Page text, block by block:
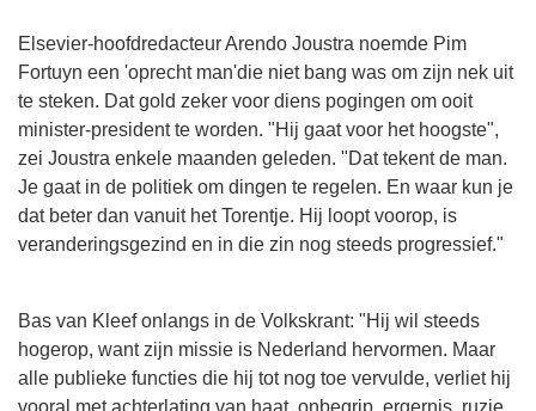
Elsevier-hoofdredacteur Arendo Joustra noemde Pim
Fortuyn een 'oprecht man'die niet bang was om zijn nek uit
te steken. Dat gold zeker voor diens pogingen om ooit
minister-president te worden. "Hij gaat voor het hoogste",
zei Joustra enkele maanden geleden. "Dat tekent de man.
Je gaat in de politiek om dingen te regelen. En waar kun je
dat beter dan vanuit het Torentje. Hij loopt voorop, is
veranderingsgezind en in die zin nog steeds progressief."
Bas van Kleef onlangs in de Volkskrant: "Hij wil steeds
hogerop, want zijn missie is Nederland hervormen. Maar
alle publieke functies die hij tot nog toe vervulde, verliet hij